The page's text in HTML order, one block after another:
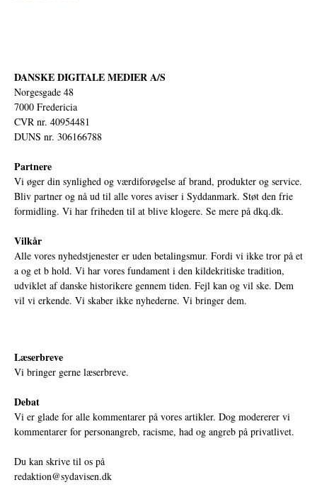
DANSKE DIGITALE MEDIER A/S
Norgesgade 48
7000 Fredericia
CVR nr. 40954481
DUNS nr. 306166788
Partnere
Vi øger din synlighed og værdiforøgelse af brand, produkter og service.
Bliv partner og nå ud til alle vores aviser i Syddanmark. Støt den frie
formidling. Vi har friheden til at blive klogere. Se mere på dkq.dk.
Vilkår
Alle vores nyhedstjenester er uden betalingsmur. Fordi vi ikke tror på et
a og et b hold. Vi har vores fundament i den kildekritiske tradition,
udviklet af danske historikere gennem tiden. Fejl kan og vil ske. Dem
vil vi erkende. Vi skaber ikke nyhederne. Vi bringer dem.
Læserbreve
Vi bringer gerne læserbreve.
Debat
Vi er glade for alle kommentarer på vores artikler. Dog modererer vi
kommentarer for personangreb, racisme, had og angreb på privatlivet.
Du kan skrive til os på
redaktion@sydavisen.dk